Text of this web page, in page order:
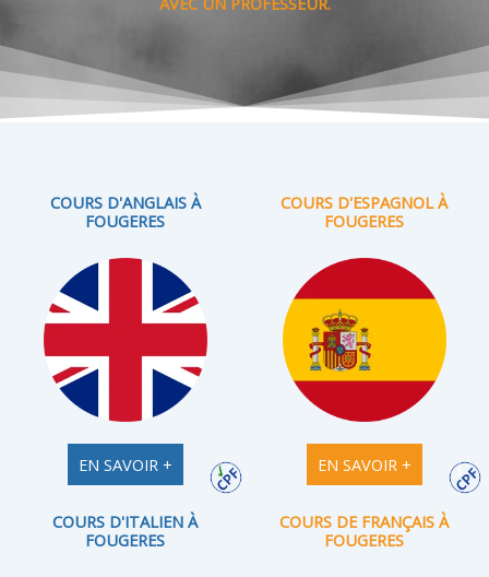
COURS D'ANGLAIS À
FOUGERES
EN SAVOIR +
COURS D'ESPAGNOL À
FOUGERES
EN SAVOIR +
COURS D'ITALIEN À
FOUGERES
COURS DE FRANÇAIS À
FOUGERES